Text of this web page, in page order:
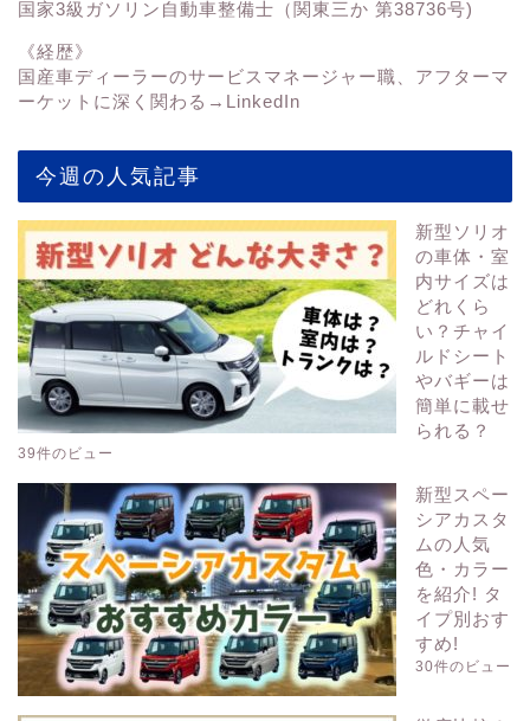
国家3級ガソリン自動車整備士（関東三か 第38736号)
《経歴》
国産車ディーラーのサービスマネージャー職、アフターマ
ーケットに深く関わる→ LinkedIn
今週の人気記事
新型ソリオ
の車体・室
内サイズは
どれくら
い？チャイ
ルドシート
やバギーは
簡単に載せ
られる？
39件のビュー
新型スペー
シアカスタ
ムの人気
色・カラー
を紹介! タ
イプ別おす
すめ!
30件のビュー